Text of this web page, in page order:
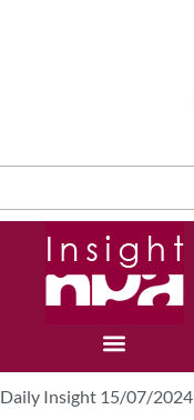
Daily Insight 15/07/2024